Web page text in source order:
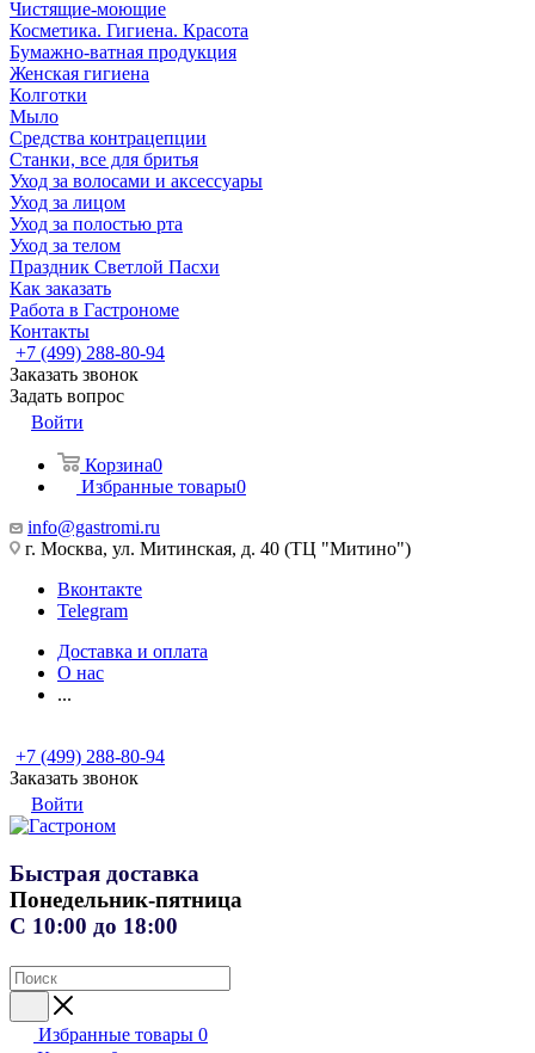
Чистящие-моющие
Косметика. Гигиена. Красота
Бумажно-ватная продукция
Женская гигиена
Колготки
Мыло
Средства контрацепции
Станки, все для бритья
Уход за волосами и аксессуары
Уход за лицом
Уход за полостью рта
Уход за телом
Праздник Светлой Пасхи
Как заказать
Работа в Гастрономе
Контакты
+7 (499) 288-80-94
Заказать звонок
Задать вопрос
Войти
Корзина0
Избранные товары0
info@gastromi.ru
г. Москва, ул. Митинская, д. 40 (ТЦ "Митино")
Вконтакте
Telegram
Доставка и оплата
О нас
...
+7 (499) 288-80-94
Заказать звонок
Войти
Быстрая доставка
Понедельник-пятница
С 10:00 до 18:00
Избранные товары 0